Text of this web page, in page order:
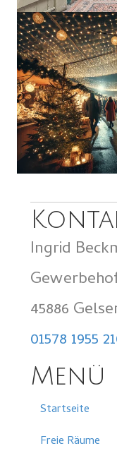
Ingrid
45886
01578 1955
Menü
Startseite
Freie Räume